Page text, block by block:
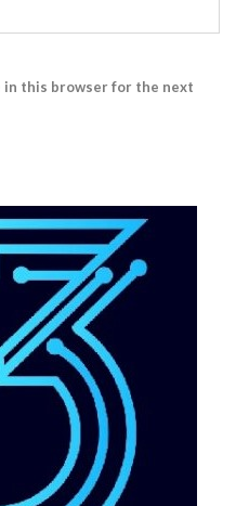
in this browser for the next